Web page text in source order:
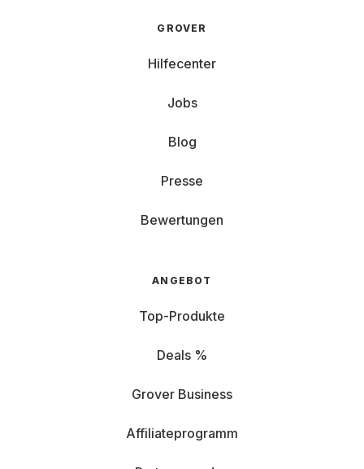
GROVER
Hilfecenter
Jobs
Blog
Presse
Bewertungen
ANGEBOT
Top-Produkte
Deals %
Grover Business
Affiliateprogramm